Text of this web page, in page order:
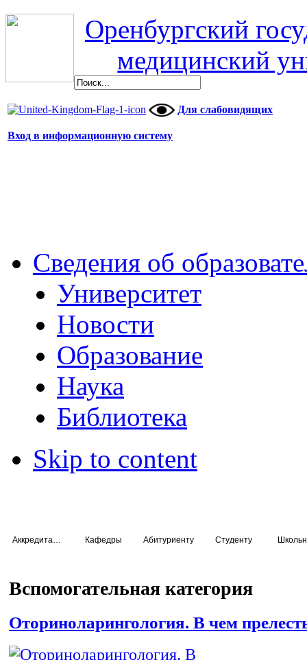
Оренбургский
медицинский
Для слабовидящих
Вход в информационную систему
Сведения об
Университет
Новости
Образование
Наука
Библиотека
Skip to content
Кафедры Абитуриенту Студенту
Вспомогательная категория
Оториноларингология. В чем